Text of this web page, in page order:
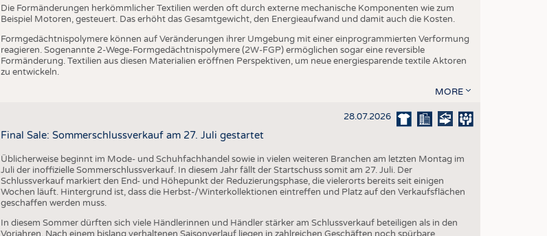
Die Formänderungen herkömmlicher Textilien werden oft durch externe mechanische Komponenten wie zum
Beispiel Motoren, gesteuert. Das erhöht das Gesamtgewicht, den Energieaufwand und damit auch die Kosten.
Formgedächtnispolymere können auf Veränderungen ihrer Umgebung mit einer einprogrammierten Verformung
reagieren. Sogenannte 2-Wege-Formgedächtnispolymere (2W-FGP) ermöglichen sogar eine reversible
Formänderung. Textilien aus diesen Materialien eröffnen Perspektiven, um neue energiesparende textile Aktoren
zu entwickeln.
MORE
28.07.2026
Final Sale: Sommerschlussverkauf am 27. Juli gestartet
Üblicherweise beginnt im Mode- und Schuhfachhandel sowie in vielen weiteren Branchen am letzten Montag im
Juli der inoffizielle Sommerschlussverkauf. In diesem Jahr fällt der Startschuss somit am 27. Juli. Der
Schlussverkauf markiert den End- und Höhepunkt der Reduzierungsphase, die vielerorts bereits seit einigen
Wochen läuft. Hintergrund ist, dass die Herbst-/Winterkollektionen eintreffen und Platz auf den Verkaufsflächen
geschaffen werden muss.
In diesem Sommer dürften sich viele Händlerinnen und Händler stärker am Schlussverkauf beteiligen als in den